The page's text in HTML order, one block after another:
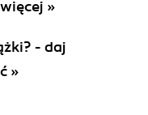
»
- daj
»